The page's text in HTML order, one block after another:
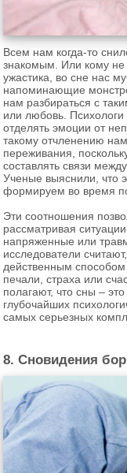
Всем нам когда-то
знакомым. Или кому не
ужастика, во сне нас
напоминающие
нам разбираться с
или любовь.
отделять эмоции от
такому отчленению
переживания,
составлять связи
Ученые выяснили, что
формируем во время
Эти соотношения
рассматривая
напряженные или
исследователи
действенным способом
печали, страха или
полагают, что сны –
глубочайших
самых серьезных
8. Сновидения